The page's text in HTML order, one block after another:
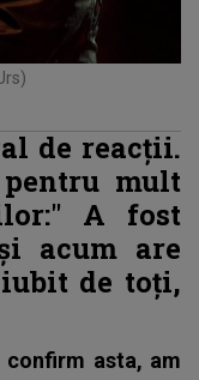
de reacții.
mult
A fost
acum are
de toți,
asta, am